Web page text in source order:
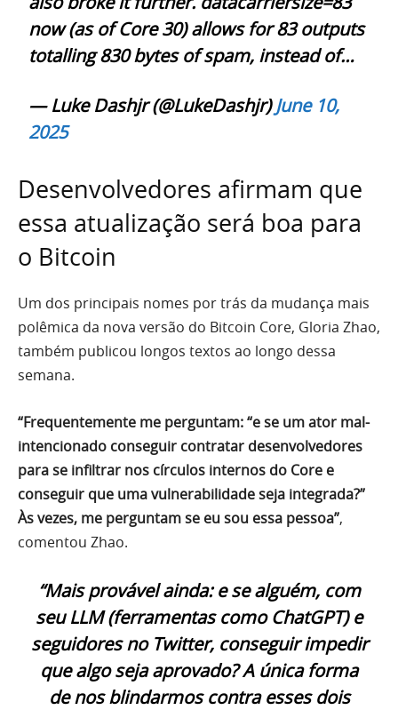
now (as of Core 30) allows for 83 outputs
totalling 830 bytes of spam, instead of…
— Luke Dashjr (@LukeDashjr)June 10,
2025
Desenvolvedores afirmam que
essa atualização será boa para
o Bitcoin
Um dos principais nomes por trás da mudança mais
polêmica da nova versão do Bitcoin Core, Gloria Zhao,
também publicou longos textos ao longo dessa
semana.
“Frequentemente me perguntam: “e se um ator mal-
intencionado conseguir contratar desenvolvedores
para se infiltrar nos círculos internos do Core e
conseguir que uma vulnerabilidade seja integrada?”
Às vezes, me perguntam se eu sou essa pessoa”,
comentou Zhao.
“Mais provável ainda: e se alguém, com
seu LLM (ferramentas como ChatGPT) e
seguidores no Twitter, conseguir impedir
que algo seja aprovado? A única forma
de nos blindarmos contra esses dois